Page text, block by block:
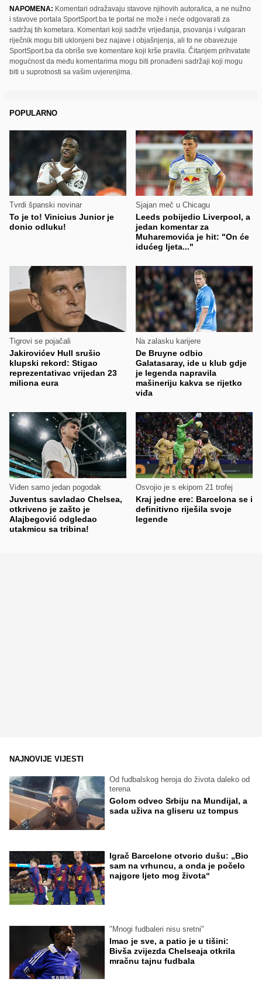
NAPOMENA: Komentari odražavaju stavove njihovih autora/ica, a ne nužno
i stavove portala SportSport.ba te portal ne može i neće odgovarati za
sadržaj tih kometara. Komentari koji sadrže vrijeđanja, psovanja i vulgaran
riječnik mogu biti uklonjeni bez najave i objašnjenja, ali to ne obavezuje
SportSport.ba da obriše sve komentare koji krše pravila. Čitanjem prihvatate
mogućnost da među komentarima mogu biti pronađeni sadržaji koji mogu
biti u suprotnosti sa vašim uvjerenjima.
POPULARNO
Tvrdi španski novinar
To je to! Vinicius Junior je
donio odluku!
Sjajan meč u Chicagu
Leeds pobijedio Liverpool, a
jedan komentar za
Muharemovića je hit: "On će
idućeg ljeta..."
Tigrovi se pojačali
Jakirovićev Hull srušio
klupski rekord: Stigao
reprezentativac vrijedan 23
miliona eura
Na zalasku karijere
De Bruyne odbio
Galatasaray, ide u klub gdje
je legenda napravila
mašineriju kakva se rijetko
viđa
Viđen samo jedan pogodak
Juventus savladao Chelsea,
otkriveno je zašto je
Alajbegović odgledao
utakmicu sa tribina!
Osvojio je s ekipom 21 trofej
Kraj jedne ere: Barcelona se i
definitivno riješila svoje
legende
NAJNOVIJE VIJESTI
Od fudbalskog heroja do života daleko od
terena
Golom odveo Srbiju na Mundijal, a
sada uživa na gliseru uz tompus
Igrač Barcelone otvorio dušu: „Bio
sam na vrhuncu, a onda je počelo
najgore ljeto mog života“
"Mnogi fudbaleri nisu sretni"
Imao je sve, a patio je u tišini:
Bivša zvijezda Chelseaja otkrila
mračnu tajnu fudbala